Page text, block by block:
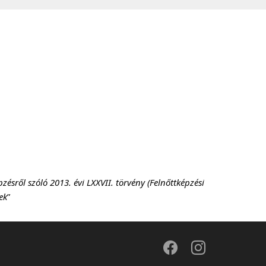
szóló 2013. évi LXXVII. törvény (Felnőttképzési
”